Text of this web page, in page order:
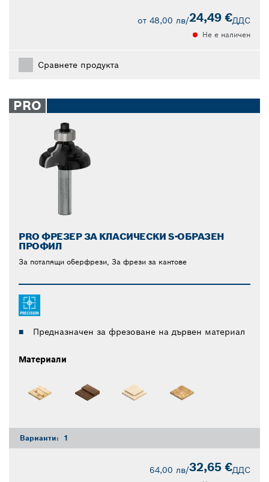
от 48,00 лв/24,49 €ДДС
Не е наличен
Сравнете продукта
PRO
PRO ФРЕЗЕР ЗА КЛАСИЧЕСКИ S-ОБРАЗЕН
ПРОФИЛ
За потапящи оберфрези, За фрези за кантове
Предназначен за фрезоване на дървен материал
Материали
Варианти: 1
64,00 лв/32,65 €ДДС